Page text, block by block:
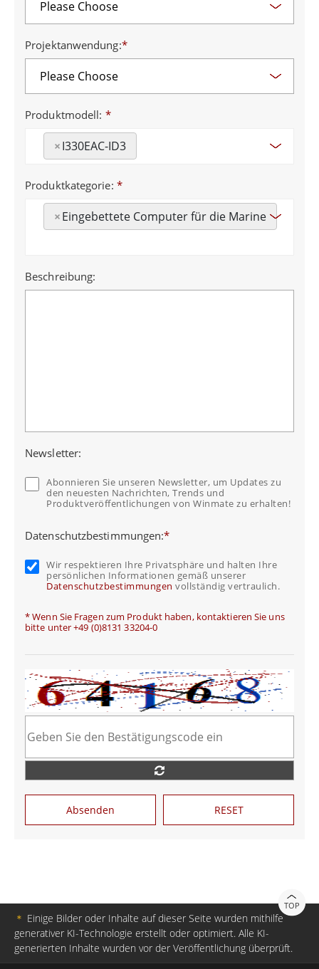
Projektanwendung:*
Produktmodell: *
×I330EAC-ID3
Produktkategorie: *
×Eingebettete Computer für die Marine
Beschreibung:
Newsletter:
Abonnieren Sie unseren Newsletter, um Updates zu
den neuesten Nachrichten, Trends und
Produktveröffentlichungen von Winmate zu erhalten!
Datenschutzbestimmungen:*
Wir respektieren Ihre Privatsphäre und halten Ihre
persönlichen Informationen gemäß unserer
Datenschutzbestimmungen vollständig vertraulich.
* Wenn Sie Fragen zum Produkt haben, kontaktieren Sie uns
bitte unter +49 (0)8131 33204-0
Absenden RESET
TOP
＊ Einige Bilder oder Inhalte auf dieser Seite wurden mithilfe
generativer KI-Technologie erstellt oder optimiert. Alle KI-
generierten Inhalte wurden vor der Veröffentlichung überprüft.